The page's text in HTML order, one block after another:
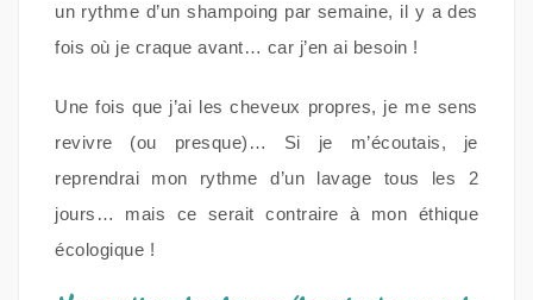
un rythme d’un shampoing par semaine, il y a des
fois où je craque avant… car j’en ai besoin !
Une fois que j’ai les cheveux propres, je me sens
revivre (ou presque)… Si je m’écoutais, je
reprendrai mon rythme d’un lavage tous les 2
jours… mais ce serait contraire à mon éthique
écologique !